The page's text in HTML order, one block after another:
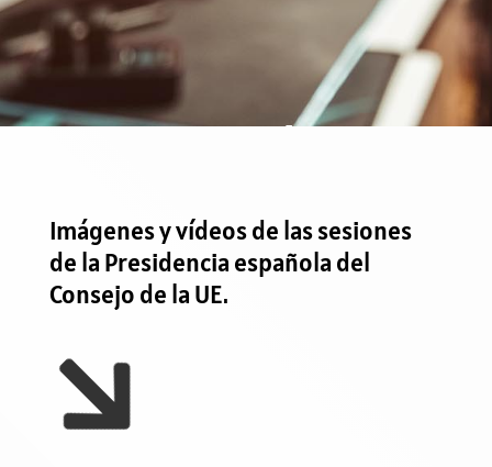
Imágenes y vídeos de las sesiones
de la Presidencia española del
Consejo de la UE.
